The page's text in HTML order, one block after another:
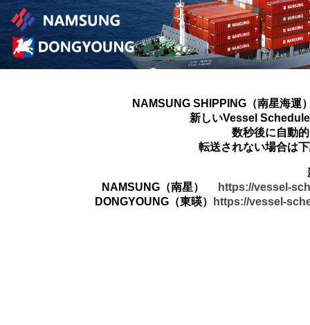
NAMSUNG SHIPPING（南星海運
新しいVessel
数秒後に自動
転送されない場合は
NAMSUNG（南星）
https://vessel-
DONGYOUNG（東暎）
https://vessel-